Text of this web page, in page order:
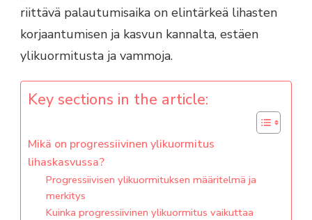
riittävä palautumisaika on elintärkeä lihasten
korjaantumisen ja kasvun kannalta, estäen
ylikuormitusta ja vammoja.
Key sections in the article:
Mikä on progressiivinen ylikuormitus
lihaskasvussa?
Progressiivisen ylikuormituksen määritelmä ja
merkitys
Kuinka progressiivinen ylikuormitus vaikuttaa